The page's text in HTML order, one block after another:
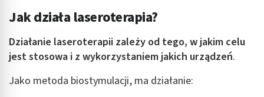
Jak działa laseroterapia?
Działanie laseroterapii zależy od tego, w jakim celu
jest stosowa i z wykorzystaniem jakich urządzeń.
Jako metoda biostymulacji, ma działanie: